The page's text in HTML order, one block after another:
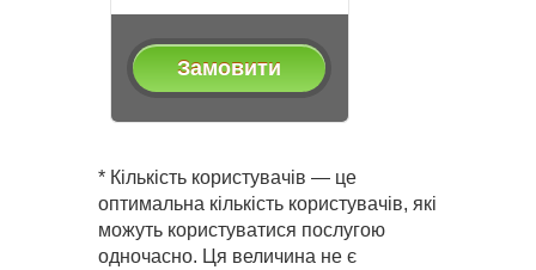
Замовити
* Кількість користувачів — це
оптимальна кількість користувачів, які
можуть користуватися послугою
одночасно. Ця величина не є